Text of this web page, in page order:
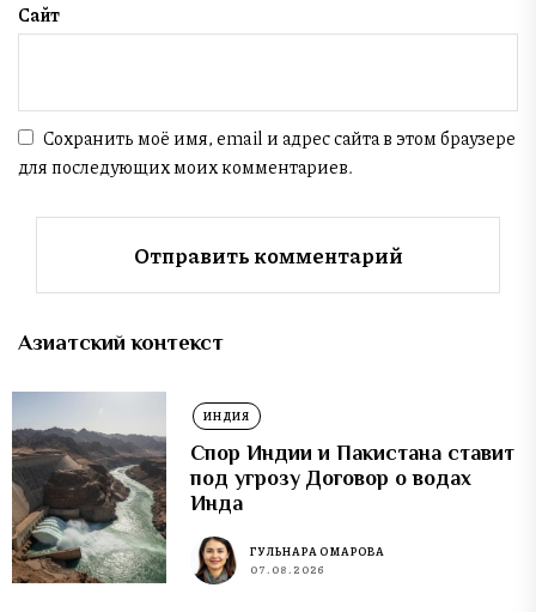
Сайт
Сохранить моё имя, email и адрес сайта в этом браузере
для последующих моих комментариев.
Азиатский контекст
ИНДИЯ
Спор Индии и Пакистана ставит
под угрозу Договор о водах
Инда
ГУЛЬНАРА ОМАРОВА
07.08.2026